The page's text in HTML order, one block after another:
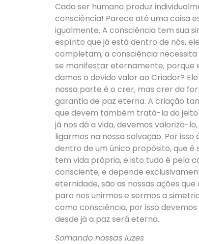
Cada ser humano produz
consciência! Parece até uma coisa
igualmente. A consciência tem sua
espírito que já está dentro de nós,
completam, a consciência
se manifestar eternamente, porque
damos o devido valor ao Criador?
nossa parte é o crer, mas crer da
garantia de paz eterna. A criação
que devem também tratá-la do
já nos dá a vida, devemos valoriza-
ligarmos na nossa salvação. Por
dentro de um único propósito, que
tem vida própria, e isto tudo é pela
consciente, e depende
eternidade, são as nossas ações
para nos unirmos e sermos a
como consciência, por isso
desde já a paz será eterna.
Somando nossas luzes